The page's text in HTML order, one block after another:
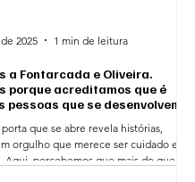
a Fontarcada e Oliveira.
porque acreditamos que é
pessoas que se desenvolvem
que se abre revela histórias,
orgulho que merece ser cuidado e
Aqui, percebemos que mais do que...
2025 1 min de leitura